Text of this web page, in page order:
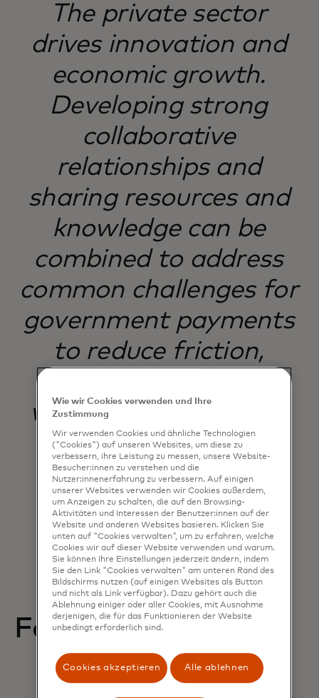
The private sector
drives innovation and
economic growth.
Developing strong
collaborative
relationships and
sharing resources and
knowledge can be
combined to address
common challenges for
government payments
to reduce friction,
whilst also enhancing
security.
Nick McDonald
NEPO, United Kingdom
Featured Resources
Wie wir Cookies verwenden und Ihre
Zustimmung
Wir verwenden Cookies und ähnliche Technologien
("Cookies") auf unseren Websites, um diese zu
verbessern, ihre Leistung zu messen, unsere Website-
Besucher:innen zu verstehen und die
Nutzer:innenerfahrung zu verbessern. Auf einigen
unserer Websites verwenden wir Cookies außerdem,
um Anzeigen zu schalten, die auf den Browsing-
Aktivitäten und Interessen der Benutzer:innen auf der
Website und anderen Websites basieren. Klicken Sie
unten auf "Cookies verwalten", um zu erfahren, welche
Cookies wir auf dieser Website verwenden und warum.
Sie können Ihre Einstellungen jederzeit ändern, indem
Sie den Link "Cookies verwalten" am unteren Rand des
Bildschirms nutzen (auf einigen Websites als Button
und nicht als Link verfügbar). Dazu gehört auch die
Ablehnung einiger oder aller Cookies, mit Ausnahme
derjenigen, die für das Funktionieren der Website
unbedingt erforderlich sind.
Cookies akzeptieren Alle ablehnen